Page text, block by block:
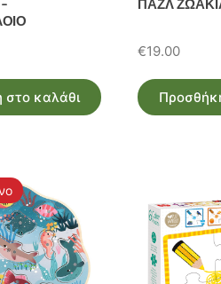
καλάθι
ΠΑΖΛ
€19.00